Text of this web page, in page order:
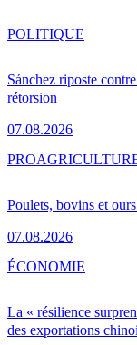
Sánchez riposte
rétorsion
07.08.2026
POLITIQUE
Poulets, bovins et
07.08.2026
PRO
La « résilience
des exportations
ÉCONOMIE